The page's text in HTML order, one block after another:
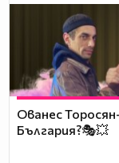
Ованес
България?🎭💥